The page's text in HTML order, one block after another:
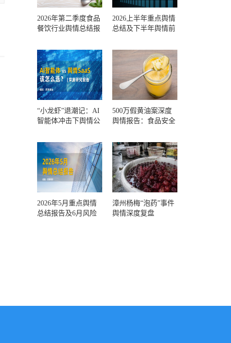
2026年第二季度食品
餐饮行业舆情总结报
测
2026上半年重点舆情
总结及下半年舆情前
“小龙虾”退潮记：AI
智能体冲击下舆情公
500万假黄油案深度
舆情报告：食品安全
一环？
2026年5月重点舆情
总结报告及6月风险
漳州杨梅“泡药”事件
舆情深度复盘